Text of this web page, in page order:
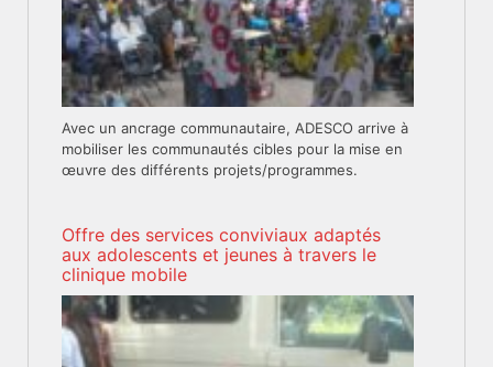
Avec un ancrage communautaire, ADESCO arrive à
mobiliser les communautés cibles pour la mise en
œuvre des différents projets/programmes.
Offre des services conviviaux adaptés
aux adolescents et jeunes à travers le
clinique mobile